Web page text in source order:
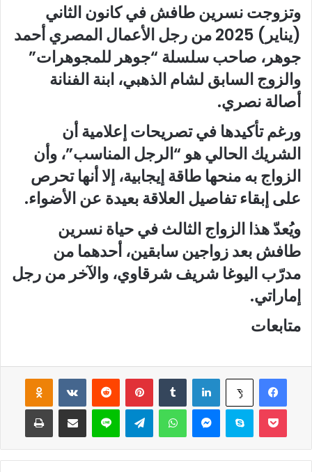
وتزوجت نسرين طافش في كانون الثاني
(يناير) 2025 من رجل الأعمال المصري أحمد
جوهر، صاحب سلسلة “جوهر للمجوهرات”
والزوج السابق لشام الذهبي، ابنة الفنانة
أصالة نصري.
ورغم تأكيدها في تصريحات إعلامية أن
الشريك الحالي هو “الرجل المناسب”، وأن
الزواج به منحها طاقة إيجابية، إلا أنها تحرص
على إبقاء تفاصيل العلاقة بعيدة عن الأضواء.
ويُعدّ هذا الزواج الثالث في حياة نسرين
طافش بعد زواجين سابقين، أحدهما من
مدرّب اليوغا شريف شرقاوي، والآخر من رجل
إماراتي.
متابعات
فيسبوك ‫X لينكدإن بينتيريست
سكايب واتساب لاين